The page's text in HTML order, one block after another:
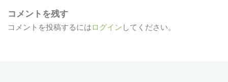
コメントを残す
コメントを投稿するにはログイン してください。